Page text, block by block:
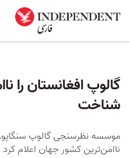
گالوپ افغانستان را
شناخت
موسسه نظرسنجی گالوپ سنگاپور
ناامن‌ترین کشور جهان اعلام کرد